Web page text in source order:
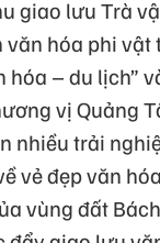
giao lưu Trà
hóa phi vật
– du lịch”
vị Quảng
nhiều trải
vẻ đẹp văn
vùng đất